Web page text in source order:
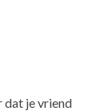
dat je vriend